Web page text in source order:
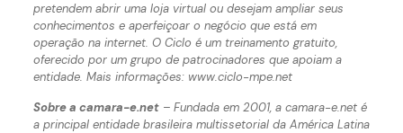
pretendem abrir uma loja virtual ou desejam ampliar seus
conhecimentos e aperfeiçoar o negócio que está em
operação na internet. O Ciclo é um treinamento gratuito,
oferecido por um grupo de patrocinadores que apoiam a
entidade. Mais informações: www.ciclo-mpe.net
Sobre a camara-e.net– Fundada em 2001, a camara-e.net é
a principal entidade brasileira multissetorial da América Latina